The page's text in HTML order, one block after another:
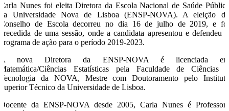
Carla Nunes foi eleita Diretora da Escola Nacional de Saúde Pública
da Universidade Nova de Lisboa (ENSP-NOVA). A eleição do
Conselho de Escola decorreu no dia 16 de julho de 2019, e foi
precedida de uma sessão, onde a candidata apresentou e defendeu o
programa de ação para o período 2019-2023.
A nova Diretora da ENSP-NOVA é licenciada em
Matemática/Ciências Estatísticas pela Faculdade de Ciências e
Tecnologia da NOVA, Mestre com Doutoramento pelo Instituto
Superior Técnico da Universidade de Lisboa.
Docente da ENSP-NOVA desde 2005, Carla Nunes é Professora